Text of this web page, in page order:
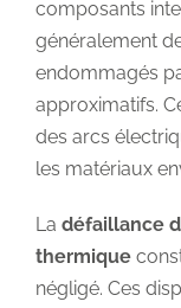
composants
généralement
endommagés
approximatifs.
des arcs
les matériaux
La défaillance
thermique
négligé. Ces